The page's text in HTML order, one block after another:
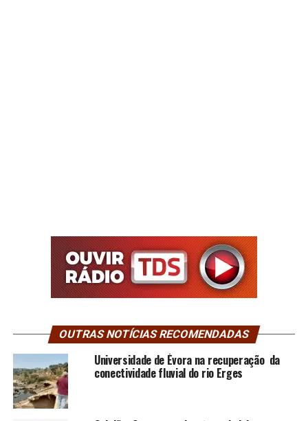
OUTRAS NOTÍCIAS RECOMENDADAS
Universidade de Évora na recuperação da
conectividade fluvial do rio Erges